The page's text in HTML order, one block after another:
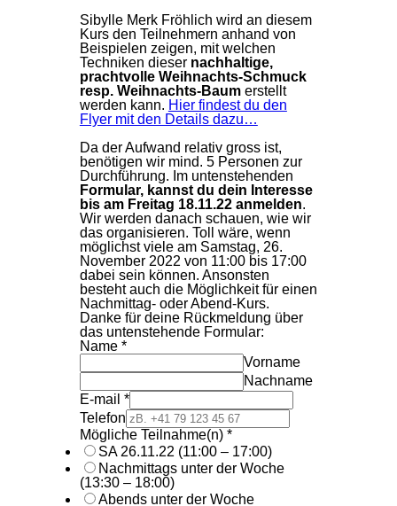
Sibylle Merk Fröhlich wird an diesem
Kurs den Teilnehmern anhand von
Beispielen zeigen, mit welchen
Techniken dieser nachhaltige,
prachtvolle Weihnachts-Schmuck
resp. Weihnachts-Baum erstellt
werden kann. Hier findest du den
Flyer mit den Details dazu…
Da der Aufwand relativ gross ist,
benötigen wir mind. 5 Personen zur
Durchführung. Im untenstehenden
Formular, kannst du dein Interesse
bis am Freitag 18.11.22 anmelden.
Wir werden danach schauen, wie wir
das organisieren. Toll wäre, wenn
möglichst viele am Samstag, 26.
November 2022 von 11:00 bis 17:00
dabei sein können. Ansonsten
besteht auch die Möglichkeit für einen
Nachmittag- oder Abend-Kurs.
Danke für deine Rückmeldung über
das untenstehende Formular:
Name *
Vorname
Nachname
E-mail *
Telefon
Mögliche Teilnahme(n) *
SA 26.11.22 (11:00 – 17:00)
Nachmittags unter der Woche
(13:30 – 18:00)
Abends unter der Woche